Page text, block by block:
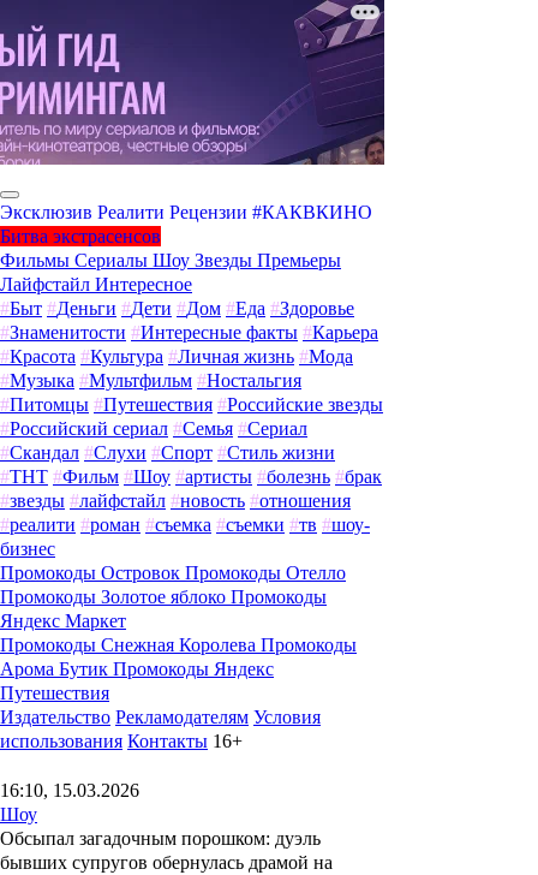
Эксклюзив Реалити Рецензии #КАКВКИНО
Битва экстрасенсов
Фильмы Сериалы Шоу Звезды Премьеры
Лайфстайл Интересное
#Быт #Деньги #Дети #Дом #Еда #Здоровье
#Знаменитости #Интересные факты #Карьера
#Красота #Культура #Личная жизнь #Мода
#Музыка #Мультфильм #Ностальгия
#Питомцы #Путешествия #Российские звезды
#Российский сериал #Семья #Сериал
#Скандал #Слухи #Спорт #Стиль жизни
#ТНТ #Фильм #Шоу #артисты #болезнь #брак
#звезды #лайфстайл #новость #отношения
#реалити #роман #съемка #съемки #тв #шоу-
бизнес
Промокоды Островок Промокоды Отелло
Промокоды Золотое яблоко Промокоды
Яндекс Маркет
Промокоды Снежная Королева Промокоды
Арома Бутик Промокоды Яндекс
Путешествия
Издательство Рекламодателям Условия
использования Контакты 16+
16:10, 15.03.2026
Шоу
Обсыпал загадочным порошком: дуэль
бывших супругов обернулась драмой на